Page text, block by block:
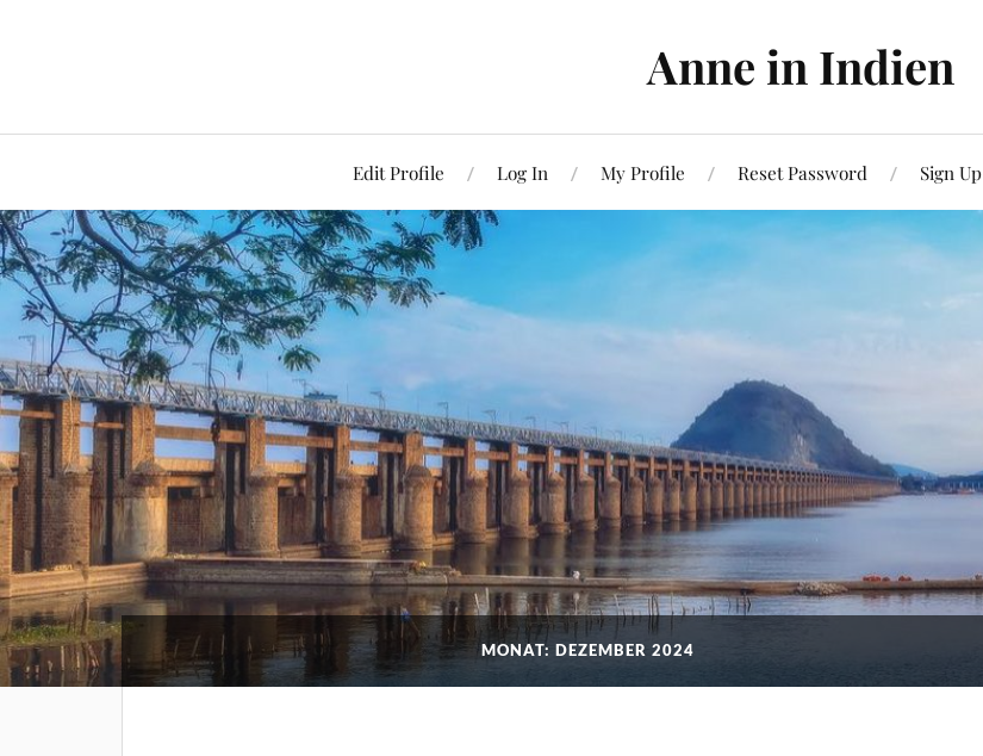
Anne in Indien
Edit Profile Log In My Profile Reset Password Sign Up
MONAT: DEZEMBER 2024